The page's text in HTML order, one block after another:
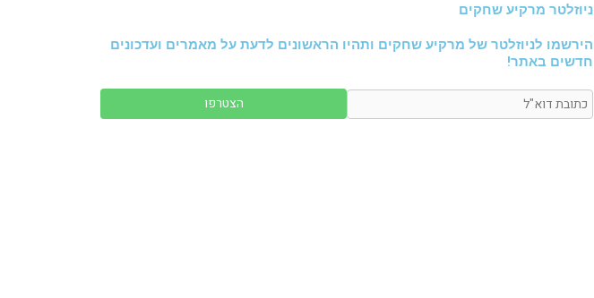
ניוזלטר מרקיע שחקים
הירשמו לניוזלטר של מרקיע שחקים ותהיו הראשונים לדעת על מאמרים ועדכונים
חדשים באתר!